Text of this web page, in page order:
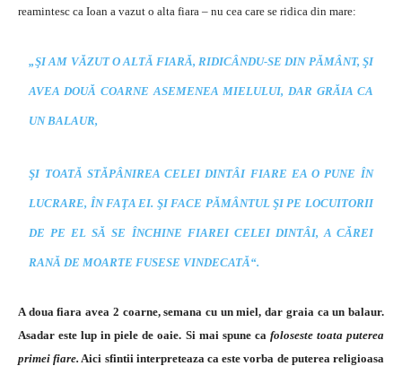
reamintesc ca Ioan a vazut o alta fiara – nu cea care se ridica din mare:
„ŞI AM VĂZUT O ALTĂ FIARĂ, RIDICÂNDU-SE DIN PĂMÂNT, ŞI
AVEA DOUĂ COARNE ASEMENEA MIELULUI, DAR GRĂIA CA
UN BALAUR,
ŞI TOATĂ STĂPÂNIREA CELEI DINTÂI FIARE EA O PUNE ÎN
LUCRARE, ÎN FAŢA EI. ŞI FACE PĂMÂNTUL ŞI PE LOCUITORII
DE PE EL SĂ SE ÎNCHINE FIAREI CELEI DINTÂI, A CĂREI
RANĂ DE MOARTE FUSESE VINDECATĂ“.
A doua fiara avea 2 coarne, semana cu un miel, dar graia ca un balaur.
Asadar este lup in piele de oaie. Si mai spune ca foloseste toata puterea
primei fiare. Aici sfintii interpreteaza ca este vorba de puterea religioasa